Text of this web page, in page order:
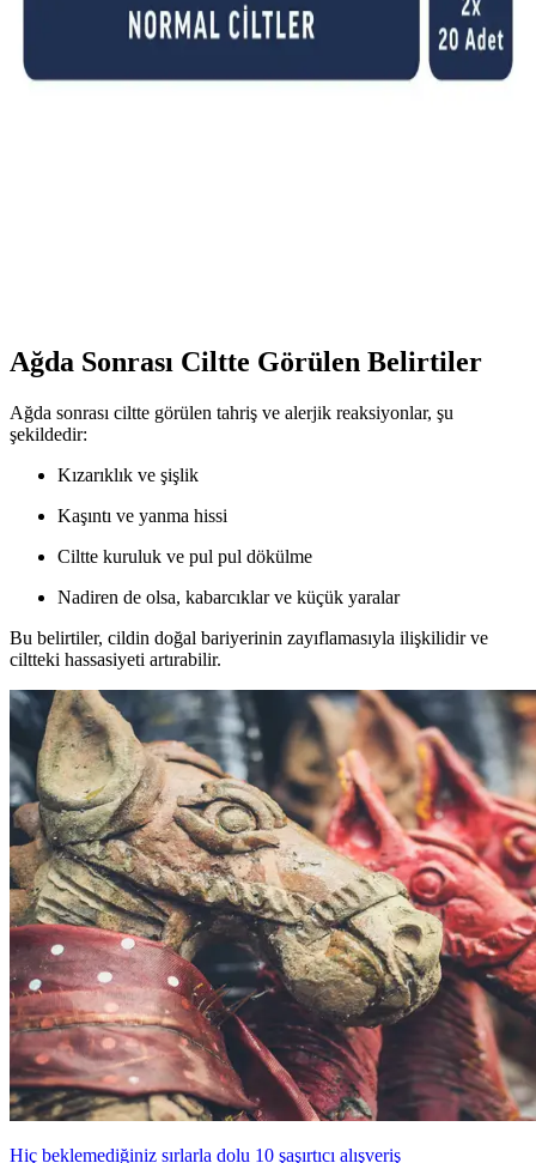
Ağda Sonrası Cilt Tahrişi ve Alerjik Reaksiyonlar
İçin Bilinçli Bakım Yöntemleri
Ağda sonrası ciltte görülen tahriş ve alerjik reaksiyonları azaltmak
Ağda Sonrası Ciltte Görülen Belirtiler
Ağda sonrası ciltte görülen tahriş ve alerjik reaksiyonlar, şu
şekildedir:
Kızarıklık ve şişlik
Kaşıntı ve yanma hissi
Ciltte kuruluk ve pul pul dökülme
Nadiren de olsa, kabarcıklar ve küçük yaralar
Bu belirtiler, cildin doğal bariyerinin zayıflamasıyla ilişkilidir ve
ciltteki hassasiyeti artırabilir.
Hiç beklemediğiniz sırlarla dolu 10 şaşırtıcı alışveriş